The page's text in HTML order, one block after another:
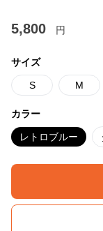
5,800 円
サイズ
S M
カラー
レトロブルー